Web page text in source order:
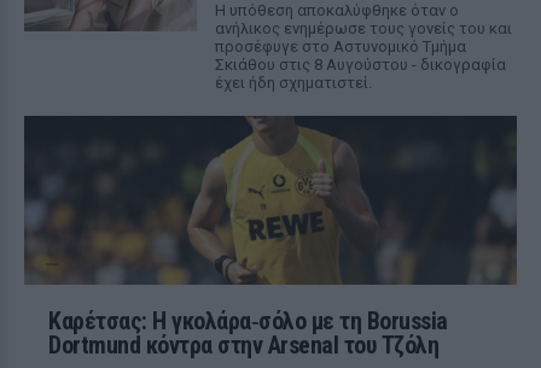
Η υπόθεση αποκαλύφθηκε όταν ο
ανήλικος ενημέρωσε τους γονείς του και
προσέφυγε στο Αστυνομικό Τμήμα
Σκιάθου στις 8 Αυγούστου - δικογραφία
έχει ήδη σχηματιστεί.
Καρέτσας: Η γκολάρα‑σόλο με τη Borussia
Dortmund κόντρα στην Arsenal του Τζόλη